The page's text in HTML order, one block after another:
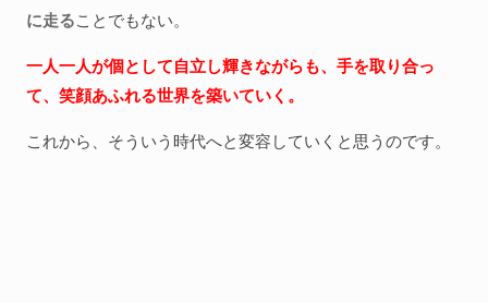
に走ることでもない。
一人一人が個として自立し輝きながらも、手を取り合っ
て、笑顔あふれる世界を築いていく。
これから、そういう時代へと変容していくと思うのです。